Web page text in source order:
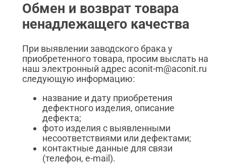
Обмен и возврат товара
ненадлежащего качества
При выявлении заводского брака у
приобретенного товара, просим выслать на
наш электронный адрес aconit-m@aconit.ru
следующую информацию:
название и дату приобретения
дефектного изделия, описание
дефекта;
фото изделия с выявленными
несоответствиями или дефектами;
контактные данные для связи
(телефон, e-mail).